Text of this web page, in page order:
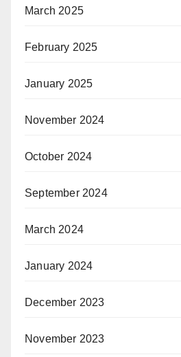
March 2025
February 2025
January 2025
November 2024
October 2024
September 2024
March 2024
January 2024
December 2023
November 2023